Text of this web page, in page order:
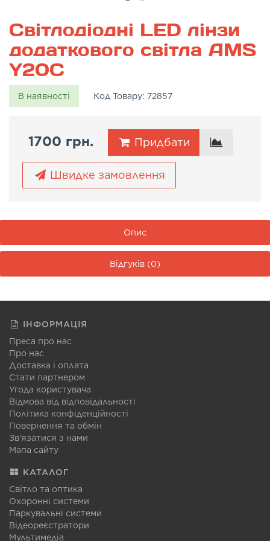
Світлодіодні LED лінзи
додаткового світла AMS
Y20C
В наявності Код Товару: 72857
1700 грн. Придбати
Швидке замовлення
Опис
Відгуків (0)
ІНФОРМАЦІЯ
Преса про нас
Про нас
Доставка і оплата
Стати партнером
Угода користувача
Відмова від відповідальності
Політика конфіденційності
Повернення та обмін
Зв'язатися з нами
Мапа сайту
КАТАЛОГ
Світло та оптика
Охоронні системи
Паркувальні системи
Відеореєстратори
Мультимедіа